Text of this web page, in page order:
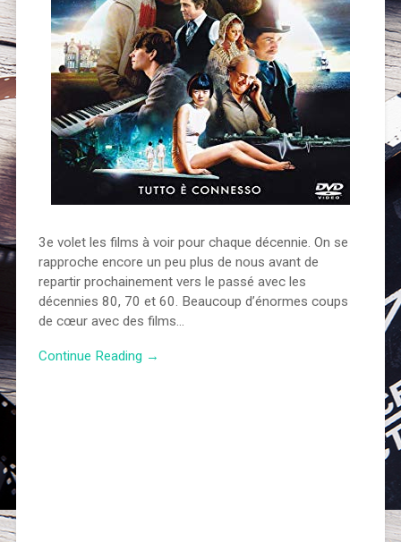
3e volet les films à voir pour chaque décennie. On se
rapproche encore un peu plus de nous avant de
repartir prochainement vers le passé avec les
décennies 80, 70 et 60. Beaucoup d’énormes coups
de cœur avec des films…
Continue Reading →